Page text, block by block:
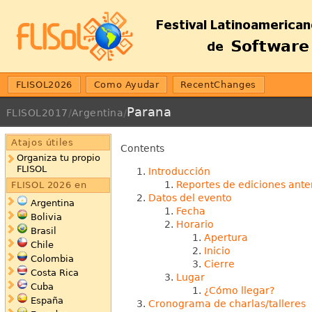
FLISOL2026 Como Ayudar RecentChanges
FLISOL2017/Argentina/Parana
Atajos útiles
Organiza tu propio
FLISOL
FLISOL 2026 en
Argentina
Bolivia
Brasil
Chile
Colombia
Costa Rica
Cuba
España
Contents
Introducción
Reportes de ediciones
Datos del evento
Fecha
Horario
Apertura
Inicio
Cierre
Lugar
¿Cómo llegar?
Cronograma de charlas/talleres